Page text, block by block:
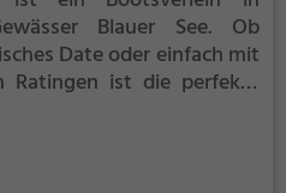
Blauer See. Ob
Date oder einfach mit
Ratingen ist die perfekte
und echte